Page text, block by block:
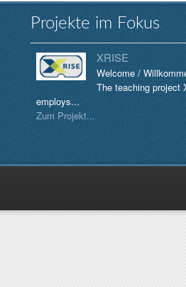
Projekte im Fokus
XRISE
Welcome /
The teaching project
employs...
Zum Projekt...